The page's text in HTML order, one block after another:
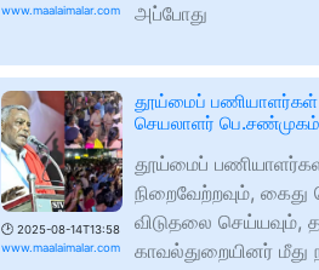
www.maalaimalar.com
அப்போது
🕑 2025-08-14T13:58
www.maalaimalar.com
தூய்மைப் பணியாளர்கள்
செயலாளர்
தூய்மைப்
நிறைவேற்றவும்,
விடுதலை செய்யவும்,
காவல்துறையினர் மீது